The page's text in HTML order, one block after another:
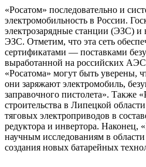
«Росатом» последовательно и
электромобильность в России.
электрозарядные станции (ЭЗС) и
ЭЗС. Отметим, что эта сеть
сертификатами — поставками
выработанной на российских
«Росатома» могут быть уверены,
они заряжают электромобиль,
заправочного пистолета». Также
строительства в Липецкой
тяговых электроприводов в
редуктора и инвертора. Наконец,
научным исследованиям в
создания новых батарейных